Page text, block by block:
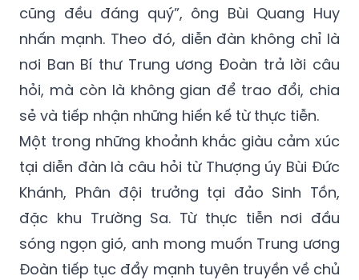
cũng đều đáng quý”, ông Bùi Quang Huy
nhấn mạnh. Theo đó, diễn đàn không chỉ là
nơi Ban Bí thư Trung ương Đoàn trả lời câu
hỏi, mà còn là không gian để trao đổi, chia
sẻ và tiếp nhận những hiến kế từ thực tiễn.
Một trong những khoảnh khắc giàu cảm xúc
tại diễn đàn là câu hỏi từ Thượng úy Bùi Đức
Khánh, Phân đội trưởng tại đảo Sinh Tồn,
đặc khu Trường Sa. Từ thực tiễn nơi đầu
sóng ngọn gió, anh mong muốn Trung ương
Đoàn tiếp tục đẩy mạnh tuyên truyền về chủ